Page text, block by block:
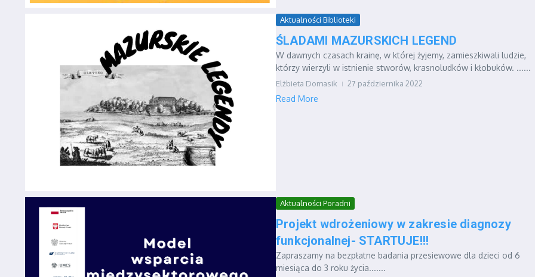
Aktualności Biblioteki
ŚLADAMI MAZURSKICH LEGEND
W dawnych czasach krainę, w której żyjemy, zamieszkiwali ludzie,
którzy wierzyli w istnienie stworów, krasnoludków i kłobuków. ......
Elżbieta Domasik 27 października 2022
Read More
Aktualności Poradni
Projekt wdrożeniowy w zakresie diagnozy
funkcjonalnej- STARTUJE!!!
Zapraszamy na bezpłatne badania przesiewowe dla dzieci od 6
miesiąca do 3 roku życia.......